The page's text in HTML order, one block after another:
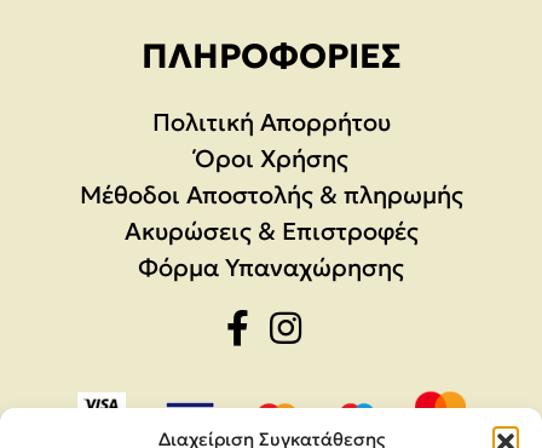
Διαχείριση Συγκατάθεσης
ΠΛΗΡΟΦΟΡΊΕΣ
Πολιτική Απορρήτου
Όροι Χρήσης
Μέθοδοι Αποστολής & πληρωμής
Ακυρώσεις & Επιστροφές
Φόρμα Υπαναχώρησης